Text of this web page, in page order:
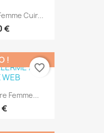
Cuir...
€
Femme...
€
!
favorite_border